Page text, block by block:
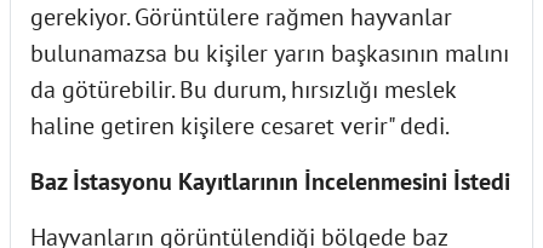
gerekiyor. Görüntülere rağmen hayvanlar
bulunamazsa bu kişiler yarın başkasının malını
da götürebilir. Bu durum, hırsızlığı meslek
haline getiren kişilere cesaret verir" dedi.
Baz İstasyonu Kayıtlarının İncelenmesini İstedi
Hayvanların görüntülendiği bölgede baz